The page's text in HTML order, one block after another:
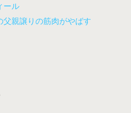
ール
父親譲りの筋肉がやばす